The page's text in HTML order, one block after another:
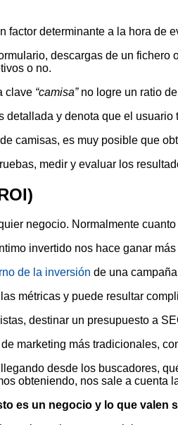
factor determinante a la hora de
descargas de un
o no.
clave “camisa”no logre un ratio
detallada y denota que el
camisas, es muy posible que
medir y evaluar los
negocio. Normalmente
invertido nos hace ganar más
de la inversión de una
métricas y puede resultar
destinar un presupuesto a
marketing más tradicionales,
desde los buscadores,
obteniendo, nos sale a cuenta
es un negocio y lo que valen